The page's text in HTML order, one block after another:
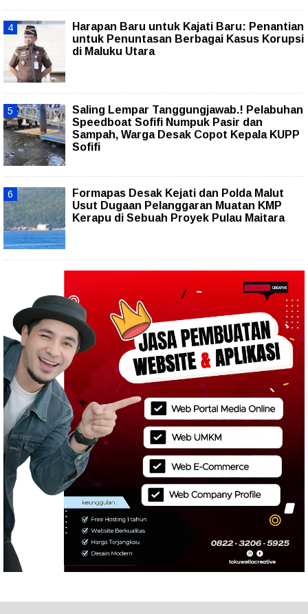
Harapan Baru untuk Kajati Baru: Penantian
untuk Penuntasan Berbagai Kasus Korupsi
di Maluku Utara
Saling Lempar Tanggungjawab.! Pelabuhan
Speedboat Sofifi Numpuk Pasir dan
Sampah, Warga Desak Copot Kepala KUPP
Sofifi
Formapas Desak Kejati dan Polda Malut
Usut Dugaan Pelanggaran Muatan KMP
Kerapu di Sebuah Proyek Pulau Maitara